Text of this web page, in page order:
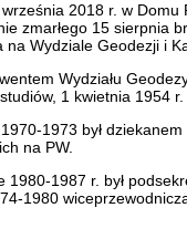
2018 r. w Domu
zmarłego 15 sierpnia
na Wydziale Geodezji i
Wydziału
1 kwietnia 1954
1973 był
na PW.
1980-1987 r. był
1980